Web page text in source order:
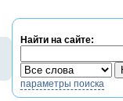
Найти на сайте:
параметры поиска